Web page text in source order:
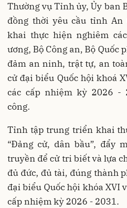
Thường vụ Tỉnh ủy, Ủy ban
đồng thời yêu cầu tỉnh
khai thực hiện nghiêm
ương, Bộ Công an, Bộ Quốc
đảm an ninh, trật tự, an
cử đại biểu Quốc hội khoá
các cấp nhiệm kỳ 2026 -
công.
Tỉnh tập trung triển khai
“Đảng cử, dân bầu”, đẩy
truyền để cử tri biết và lựa
đủ đức, đủ tài, đúng thành
đại biểu Quốc hội khóa XVI
cấp nhiệm kỳ 2026 - 2031.